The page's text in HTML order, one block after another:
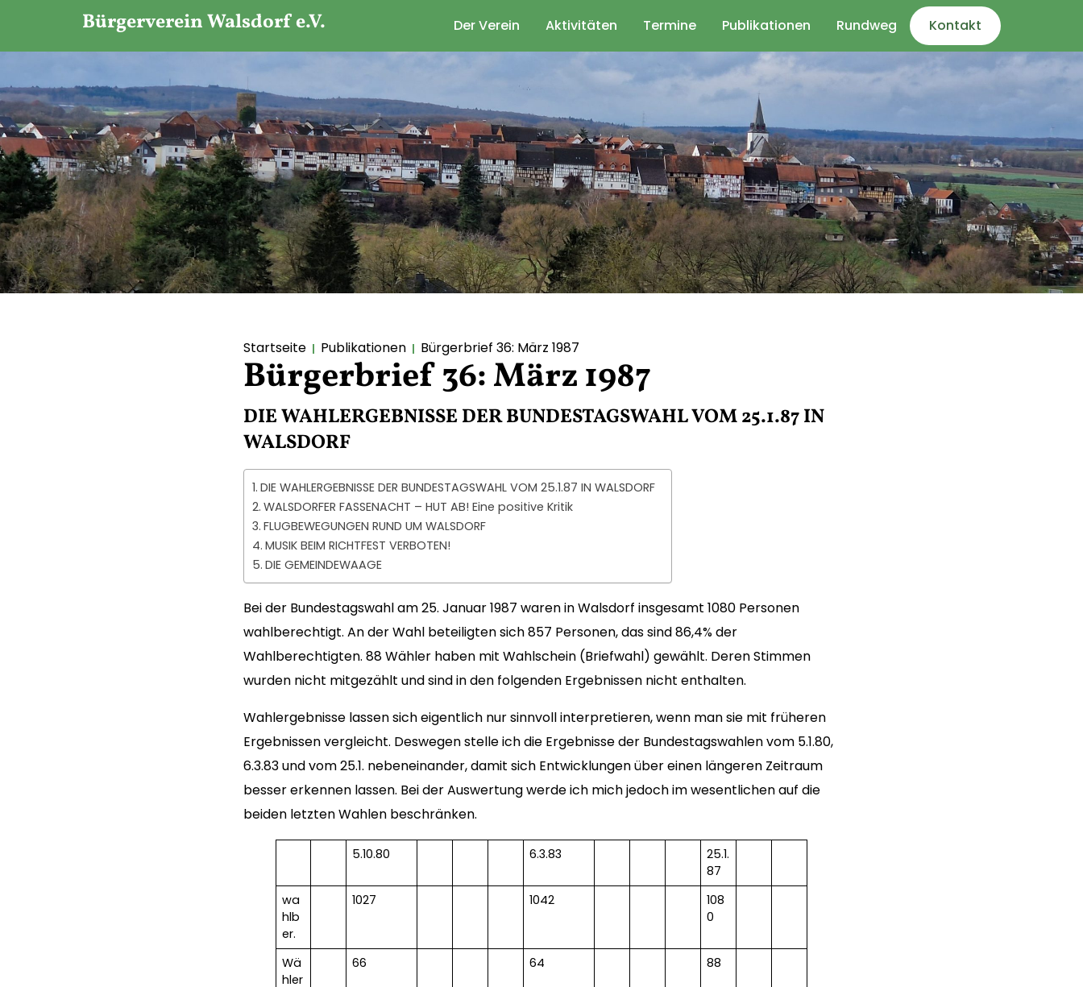
Bürgerverein Walsdorf e.V. Der Verein Aktivitäten Termine Publikationen Rundweg Kontakt
Startseite Publikationen Bürgerbrief 36: März 1987
Bürgerbrief 36: März 1987
DIE WAHLERGEBNISSE DER BUNDESTAGSWAHL VOM 25.1.87 IN
WALSDORF
DIE WAHLERGEBNISSE DER BUNDESTAGSWAHL VOM 25.1.87 IN WALSDORF
WALSDORFER FASSENACHT – HUT AB! Eine positive Kritik
FLUGBEWEGUNGEN RUND UM WALSDORF
MUSIK BEIM RICHTFEST VERBOTEN!
DIE GEMEINDEWAAGE
Bei der Bundestagswahl am 25. Januar 1987 waren in Walsdorf insgesamt 1080 Personen
wahlberechtigt. An der Wahl beteiligten sich 857 Personen, das sind 86,4% der
Wahlberechtigten. 88 Wähler haben mit Wahlschein (Briefwahl) gewählt. Deren Stimmen
wurden nicht mitgezählt und sind in den folgenden Ergebnissen nicht enthalten.
Wahlergebnisse lassen sich eigentlich nur sinnvoll interpretieren, wenn man sie mit früheren
Ergebnissen vergleicht. Deswegen stelle ich die Ergebnisse der Bundestagswahlen vom 5.1.80,
6.3.83 und vom 25.1. nebeneinander, damit sich Entwicklungen über einen längeren Zeitraum
besser erkennen lassen. Bei der Auswertung werde ich mich jedoch im wesentlichen auf die
beiden letzten Wahlen beschränken.
5.10.80 6.3.83
25.1.
87
wa
hlb
er.
1027 1042
108
0
Wä
hler
66 64 88